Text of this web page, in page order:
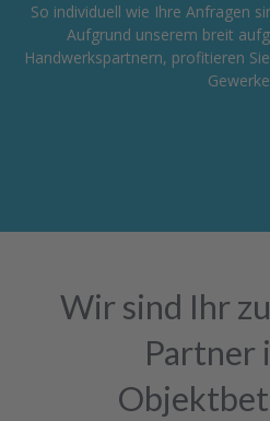
So individuell wie Ihre Anfragen
Aufgrund unserem breit
Handwerkspartnern, profitieren
Wir sind Ihr
Partner